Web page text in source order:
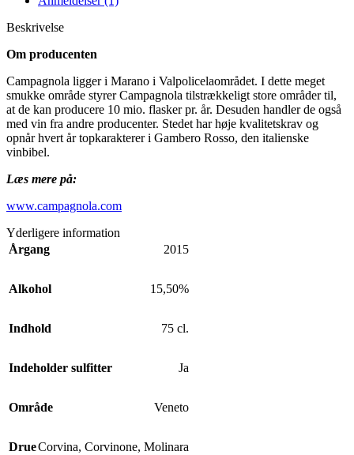
Beskrivelse
Om producenten
Campagnola ligger i Marano i Valpolicelaområdet. I dette meget
smukke område styrer Campagnola tilstrækkeligt store områder til,
at de kan producere 10 mio. flasker pr. år. Desuden handler de også
med vin fra andre producenter. Stedet har høje kvalitetskrav og
opnår hvert år topkarakterer i Gambero Rosso, den italienske
vinbibel.
Læs mere på:
www.campagnola.com
Yderligere information
Årgang
2015
Alkohol 15,50%
Indhold 75 cl.
Indeholder sulfitter Ja
Område Veneto
DrueCorvina, Corvinone, Molinara